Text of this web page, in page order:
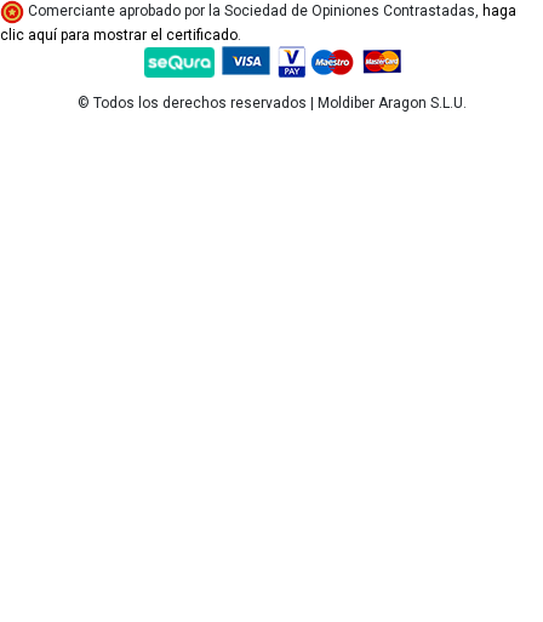
Comerciante aprobado por la Sociedad de Opiniones Contrastadas, haga
clic aquí para mostrar el certificado.
© Todos los derechos reservados | Moldiber Aragon S.L.U.